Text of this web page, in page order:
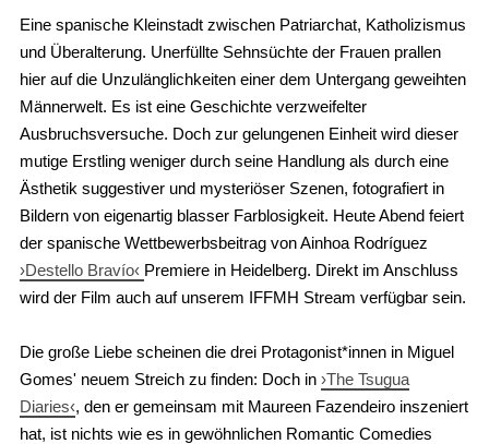
Eine spanische Kleinstadt zwischen Patriarchat, Katholizismus
und Überalterung. Unerfüllte Sehnsüchte der Frauen prallen
hier auf die Unzulänglichkeiten einer dem Untergang geweihten
Männerwelt. Es ist eine Geschichte verzweifelter
Ausbruchsversuche. Doch zur gelungenen Einheit wird dieser
mutige Erstling weniger durch seine Handlung als durch eine
Ästhetik suggestiver und mysteriöser Szenen, fotografiert in
Bildern von eigenartig blasser Farblosigkeit. Heute Abend feiert
der spanische Wettbewerbsbeitrag von Ainhoa Rodríguez
›Destello Bravío‹ Premiere in Heidelberg. Direkt im Anschluss
wird der Film auch auf unserem IFFMH Stream verfügbar sein.
Die große Liebe scheinen die drei Protagonist*innen in Miguel
Gomes' neuem Streich zu finden: Doch in ›The Tsugua
Diaries‹, den er gemeinsam mit Maureen Fazendeiro inszeniert
hat, ist nichts wie es in gewöhnlichen Romantic Comedies